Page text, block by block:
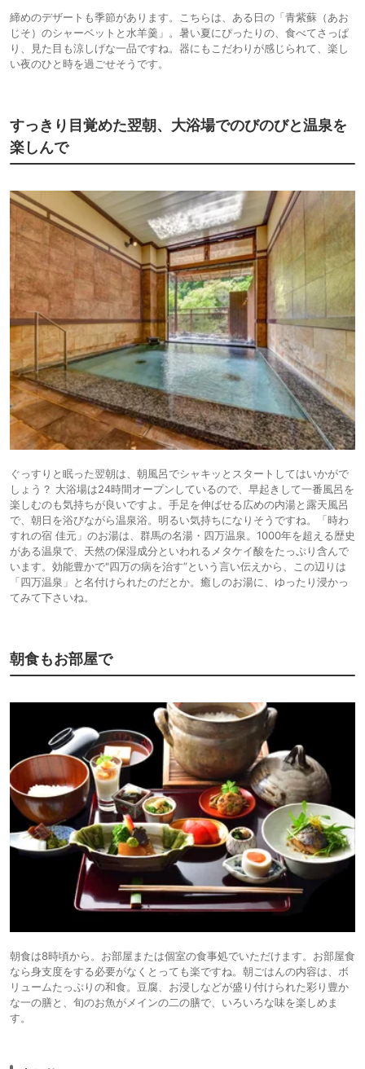
締めのデザートも季節があります。こちらは、ある日の「青紫蘇（あお
じそ）のシャーベットと水羊羹」。暑い夏にぴったりの、食べてさっぱ
り、見た目も涼しげな一品ですね。器にもこだわりが感じられて、楽し
い夜のひと時を過ごせそうです。
すっきり目覚めた翌朝、大浴場でのびのびと温泉を
楽しんで
ぐっすりと眠った翌朝は、朝風呂でシャキッとスタートしてはいかがで
しょう？ 大浴場は24時間オープンしているので、早起きして一番風呂を
楽しむのも気持ちが良いですよ。手足を伸ばせる広めの内湯と露天風呂
で、朝日を浴びながら温泉浴。明るい気持ちになりそうですね。「時わ
すれの宿 佳元」のお湯は、群馬の名湯・四万温泉。1000年を超える歴史
がある温泉で、天然の保湿成分といわれるメタケイ酸をたっぷり含んで
います。効能豊かで"四万の病を治す”という言い伝えから、この辺りは
「四万温泉」と名付けられたのだとか。癒しのお湯に、ゆったり浸かっ
てみて下さいね。
朝食もお部屋で
朝食は8時頃から。お部屋または個室の食事処でいただけます。お部屋食
なら身支度をする必要がなくとっても楽ですね。朝ごはんの内容は、ボ
リュームたっぷりの和食。豆腐、お浸しなどが盛り付けられた彩り豊か
な一の膳と、旬のお魚がメインの二の膳で、いろいろな味を楽しめま
す。